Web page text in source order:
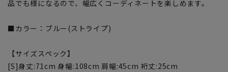
品でも様になるので、幅広くコーディネートを楽しめます。
■カラー：ブルー(ストライプ)
【サイズスペック】
[S]身丈:71cm 身幅:108cm 肩幅:45cm 裄丈:25cm